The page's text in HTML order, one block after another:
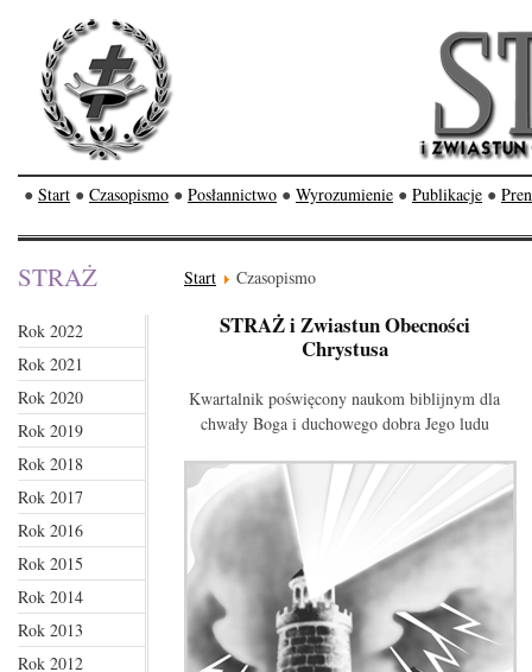
● Start ● Czasopismo ● Posłannictwo ● Wyrozumienie ● Publikacje ●
STRAŻ
Rok 2022
Rok 2021
Rok 2020
Rok 2019
Rok 2018
Rok 2017
Rok 2016
Rok 2015
Rok 2014
Rok 2013
Rok 2012
Start Czasopismo
STRAŻ i Zwiastun Obecności
Chrystusa
Kwartalnik poświęcony naukom biblijnym dla
chwały Boga i duchowego dobra Jego ludu